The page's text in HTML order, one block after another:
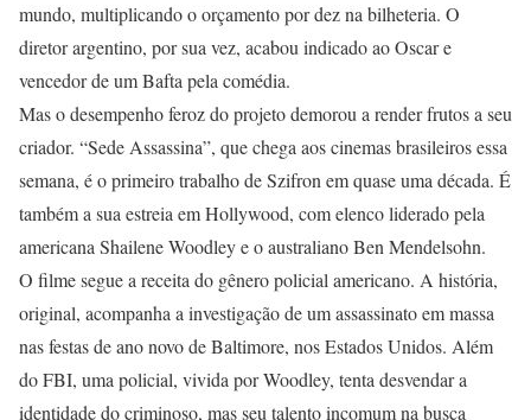
mundo, multiplicando o orçamento por dez na bilheteria. O
diretor argentino, por sua vez, acabou indicado ao Oscar e
vencedor de um Bafta pela comédia.
Mas o desempenho feroz do projeto demorou a render frutos a seu
criador. “Sede Assassina”, que chega aos cinemas brasileiros essa
semana, é o primeiro trabalho de Szifron em quase uma década. É
também a sua estreia em Hollywood, com elenco liderado pela
americana Shailene Woodley e o australiano Ben Mendelsohn.
O filme segue a receita do gênero policial americano. A história,
original, acompanha a investigação de um assassinato em massa
nas festas de ano novo de Baltimore, nos Estados Unidos. Além
do FBI, uma policial, vivida por Woodley, tenta desvendar a
identidade do criminoso, mas seu talento incomum na busca